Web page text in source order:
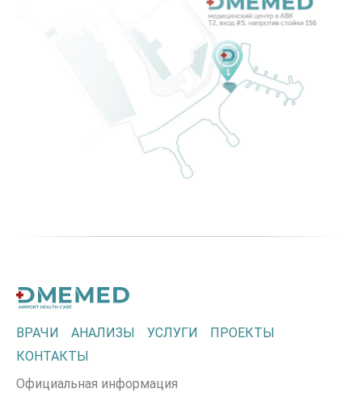
ВРАЧИ АНАЛИЗЫ УСЛУГИ
ПРОЕКТЫ
КОНТАКТЫ
Официальная информация